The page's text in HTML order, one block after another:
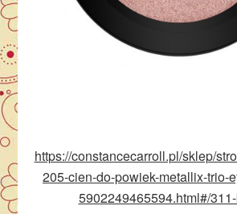
https://constancecarroll.pl/sklep/
205-cien-do-powiek-metallix-trio-
5902249465594.html#/